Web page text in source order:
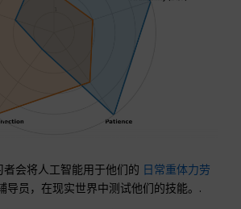
会将人工智能用于他们的 日常重体力劳
导员，在现实世界中测试他们的技能。.